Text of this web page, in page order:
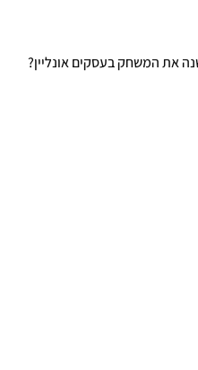
את המשחק בעסקים אונליין?